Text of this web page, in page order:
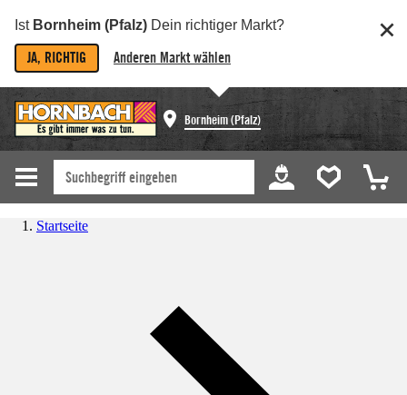
Ist Bornheim (Pfalz) Dein richtiger Markt?
JA, RICHTIG Anderen Markt wählen
Bornheim (Pfalz)
Startseite